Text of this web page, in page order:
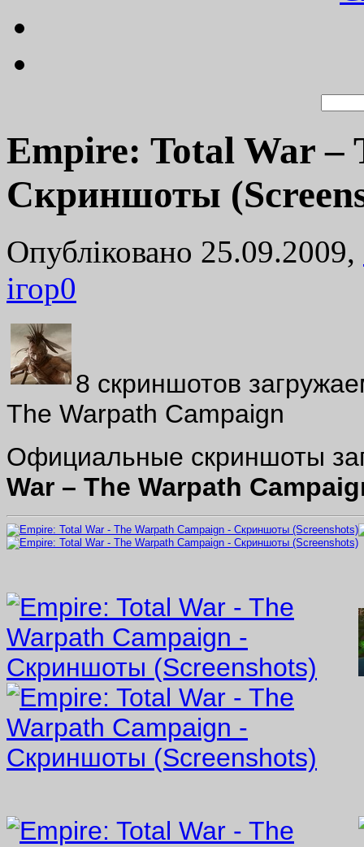
Empire: Total War –
Скриншоты
Опубліковано 25.09.2009,
ігор0
8 скриншотов
The Warpath Campaign
Официальные скриншоты
War – The Warpath